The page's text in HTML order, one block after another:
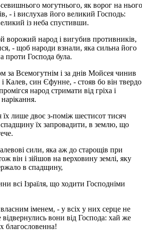
могутнього, як ворог на нього
- і вислухав його великий Господь:
із неба спустивши.
ворожий народ і вигубив противників,
- щоб народи взнали, яка сильна його
проти Господа була.
за Всемогутнім і за днів Мойсея чинив
Калев, син Єфунне, - стояв бо він твердо
народ стримати від гріха і
лише двоє з-поміж шестисот тисяч
їх запровадити, в землю, що
сили, яка аж до старощів при
він і зійшов на верховину землі, яку
в спадщину,
всі Ізраїля, що ходити Господніми
власним іменем, - у всіх у них серце не
відвернулись вони від Господа: хай же
благословенна!